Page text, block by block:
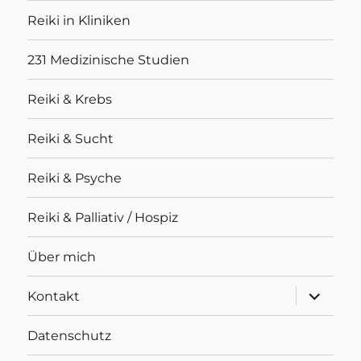
Reiki in Kliniken
231 Medizinische Studien
Reiki & Krebs
Reiki & Sucht
Reiki & Psyche
Reiki & Palliativ / Hospiz
Über mich
Kontakt
anzeigen
Datenschutz